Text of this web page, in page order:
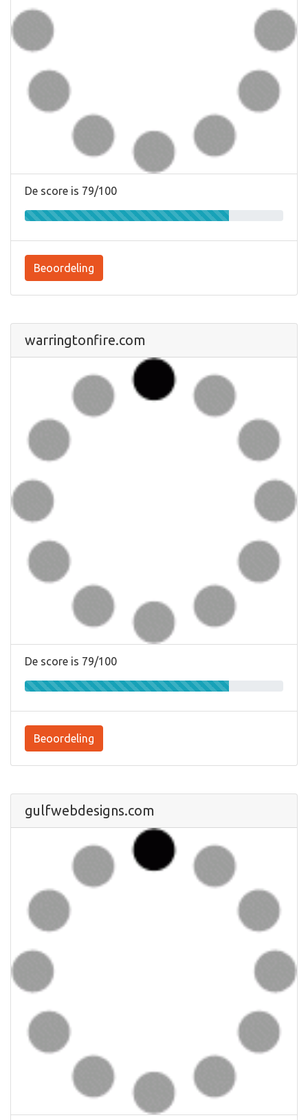
De score is 79/100
Beoordeling
warringtonfire.com
De score is 79/100
Beoordeling
gulfwebdesigns.com